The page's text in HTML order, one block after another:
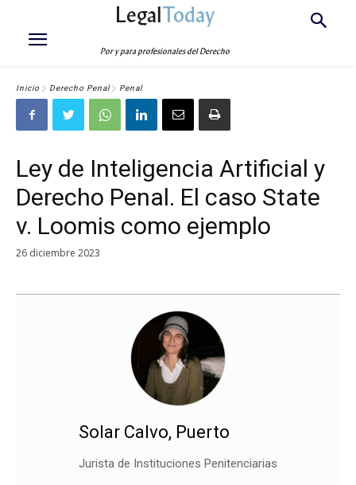
LegalToday
Por y para profesionales del Derecho
Inicio Derecho Penal Penal
Ley de Inteligencia Artificial y
Derecho Penal. El caso State
v. Loomis como ejemplo
26 diciembre 2023
Solar Calvo, Puerto
Jurista de Instituciones Penitenciarias